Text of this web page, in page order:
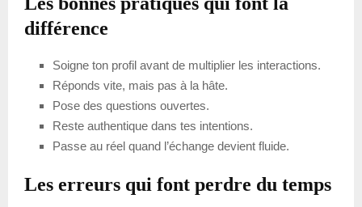
différence
Soigne ton profil avant de multiplier les interactions.
Réponds vite, mais pas à la hâte.
Pose des questions ouvertes.
Reste authentique dans tes intentions.
Passe au réel quand l’échange devient fluide.
Les erreurs qui font perdre du temps